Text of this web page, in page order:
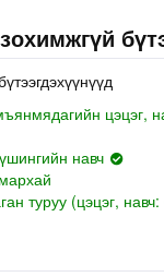
цэцэг,
навч
туруу (цэцэг,